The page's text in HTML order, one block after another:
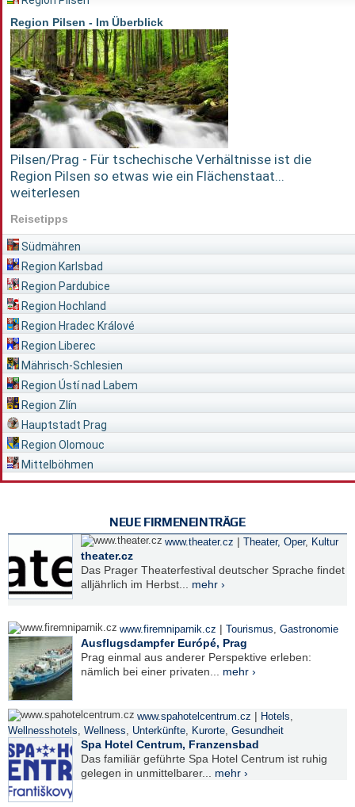
Region Pilsen - Im Überblick
Pilsen/Prag - Für tschechische Verhältnisse ist die
Region Pilsen so etwas wie ein Flächenstaat...
weiterlesen
Reisetipps
Südmähren
Region Karlsbad
Region Pardubice
Region Hochland
Region Hradec Králové
Region Liberec
Mährisch-Schlesien
Region Ústí nad Labem
Region Zlín
Hauptstadt Prag
Region Olomouc
Mittelböhmen
NEUE FIRMENEINTRÄGE
www.theater.cz | Theater, Oper, Kultur
theater.cz
Das Prager Theaterfestival deutscher Sprache findet
alljährlich im Herbst... mehr ›
www.firemniparnik.cz | Tourismus, Gastronomie
Ausflugsdampfer Európé, Prag
Prag einmal aus anderer Perspektive erleben:
nämlich bei einer privaten... mehr ›
www.spahotelcentrum.cz | Hotels,
Wellnesshotels, Wellness, Unterkünfte, Kurorte, Gesundheit
Spa Hotel Centrum, Franzensbad
Das familiär geführte Spa Hotel Centrum ist ruhig
gelegen in unmittelbarer... mehr ›